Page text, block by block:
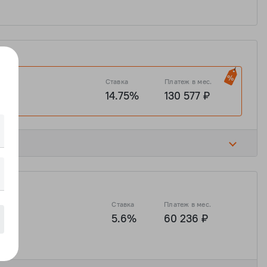
Ставка
14.75%
Платеж в мес.
130 577 ₽
Ставка
5.6%
Платеж в мес.
60 236 ₽